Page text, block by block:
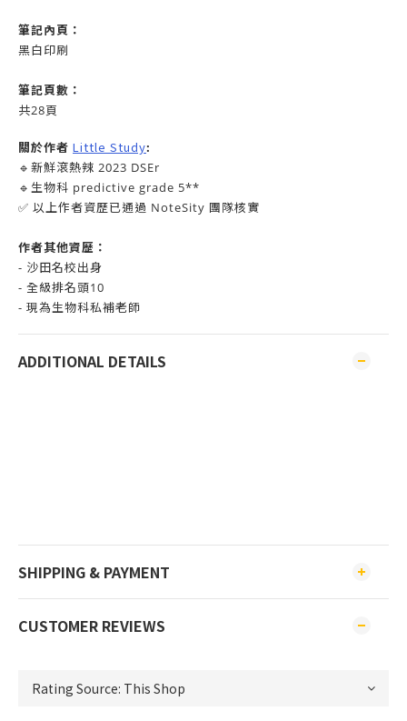
筆記內頁：
黑白印刷
筆記頁數：
共28頁
關於作者 Little Study:
🔹新鮮滾熱辣 2023 DSEr
🔹生物科 predictive grade 5**
✅ 以上作者資歷已通過 NoteSity 團隊核實
作者其他資歷：
- 沙田名校出身
- 全級排名頭10
- 現為生物科私補老師
ADDITIONAL DETAILS
SHIPPING & PAYMENT
CUSTOMER REVIEWS